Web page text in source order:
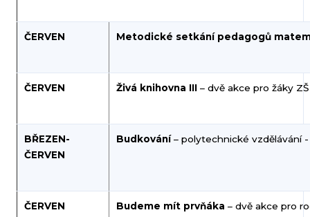
ČERVEN Metodické setkání pedagogů
ČERVEN Živá knihovna III – dvě akce pro žáky
BŘEZEN-
ČERVEN
Budkování– polytechnické vzdělávání -
ČERVEN Budeme mít prvňáka – dvě akce pro